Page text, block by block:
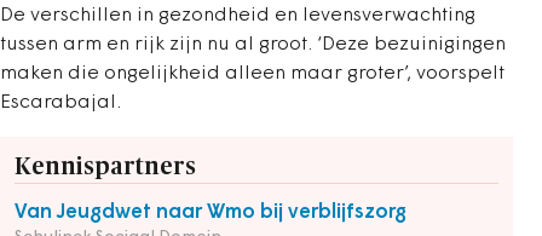
De verschillen in gezondheid en levensverwachting
tussen arm en rijk zijn nu al groot. ‘Deze bezuinigingen
maken die ongelijkheid alleen maar groter’, voorspelt
Escarabajal.
Kennispartners
Van Jeugdwet naar Wmo bij verblijfszorg